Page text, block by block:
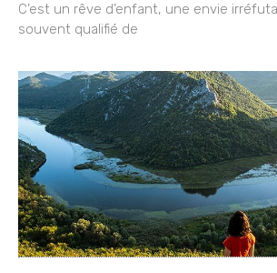
C’est un rêve d’enfant, une envie
souvent qualifié de